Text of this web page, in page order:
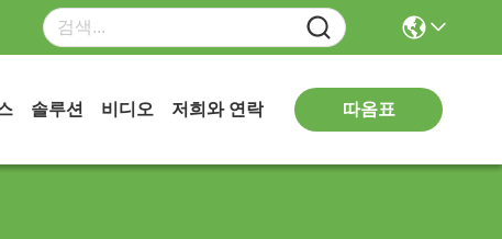
솔루션 비디오 저희와 연락 따옴표